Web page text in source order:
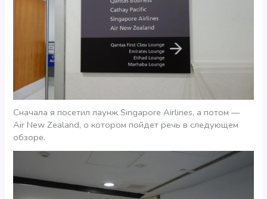
Сначала я посетил лаунж Singapore Airlines, а потом —
Air New Zealand, о котором пойдет речь в следующем
обзоре.